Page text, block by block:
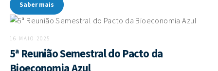
Saber mais
16 MAIO 2025
5ª Reunião Semestral do Pacto da
Bioeconomia Azul